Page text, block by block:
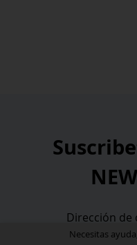
Dirección
Necesitas ayuda,